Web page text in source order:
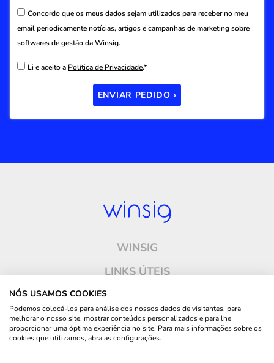
Concordo que os meus dados sejam utilizados para receber no meu
email periodicamente notícias, artigos e campanhas de marketing sobre
softwares de gestão da Winsig.
Li e aceito a Política de Privacidade.*
ENVIAR PEDIDO ›
WINSIG
LINKS ÚTEIS
ONDE ESTAMOS
CONTACTOS
SIGA-NOS
NÓS USAMOS COOKIES
Podemos colocá-los para análise dos nossos dados de visitantes, para
melhorar o nosso site, mostrar conteúdos personalizados e para lhe
proporcionar uma óptima experiência no site. Para mais informações sobre os
cookies que utilizamos, abra as configurações.